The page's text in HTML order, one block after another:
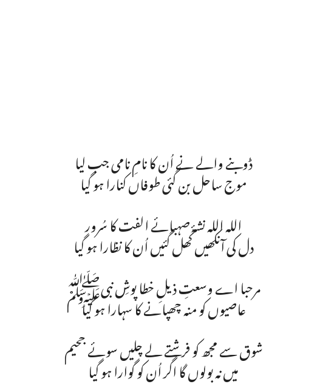
ڈوبنے والے نے اُن کا نامِ نامی جب لیا
موج ساحل بن گئی طوفاں کنارا ہو گیا
اللہ اللہ نشۂ صہبائے الفت کا سُرور
دل کی آنکھیں کُھل گئیں اُن کا نظارا ہو گیا
مرحبا اے وسعتِ ذ یلِ خطا پوشِ نبیﷺ
عاصیوں کو منہ چھپانے کا سہارا ہو گیا
شوق سے مجھ کو فرشتے لے چلیں سوئے جحیم
میں نہ بولوں گا اگر اُن کو گوارا ہو گیا